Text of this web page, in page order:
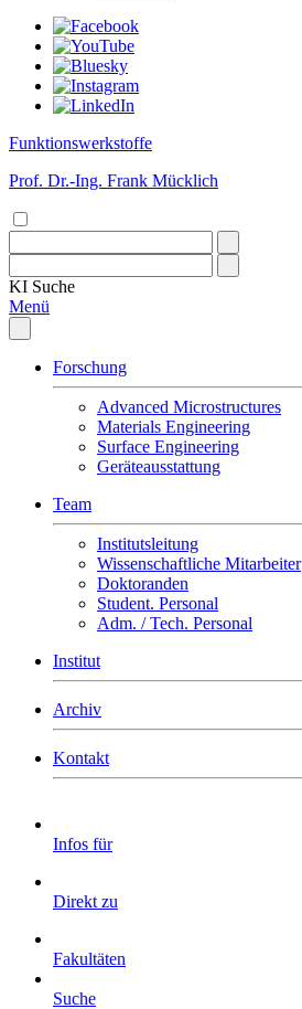
Funktionswerkstoffe
Prof. Dr.-Ing. Frank Mücklich
KI Suche
Menü
Forschung
Advanced Microstructures
Materials Engineering
Surface Engineering
Geräteausstattung
Team
Institutsleitung
Wissenschaftliche Mitarbeiter
Doktoranden
Student. Personal
Adm. / Tech. Personal
Institut
Archiv
Kontakt
Infos für
Direkt zu
Fakultäten
Suche